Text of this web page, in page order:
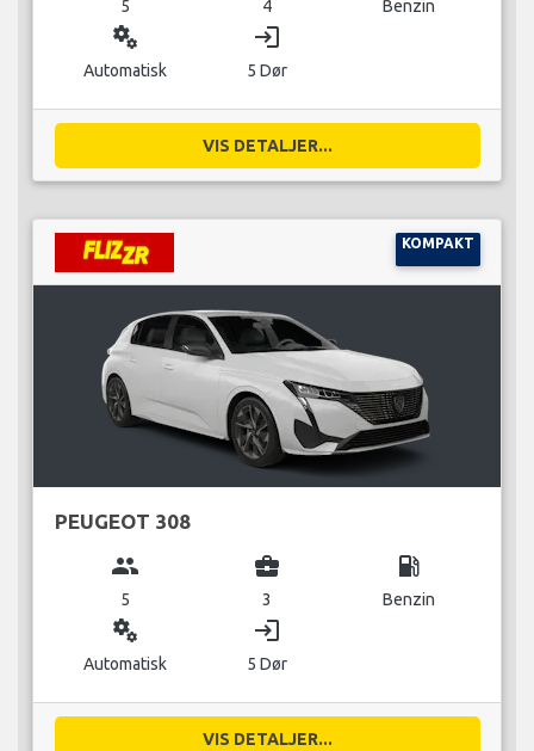
5 4 Benzin
miscellaneous_services
Automatisk
login
5 Dør
VIS DETALJER...
KOMPAKT
PEUGEOT 308
group
5
business_center
3
local_gas_station
Benzin
miscellaneous_services
Automatisk
login
5 Dør
VIS DETALJER...